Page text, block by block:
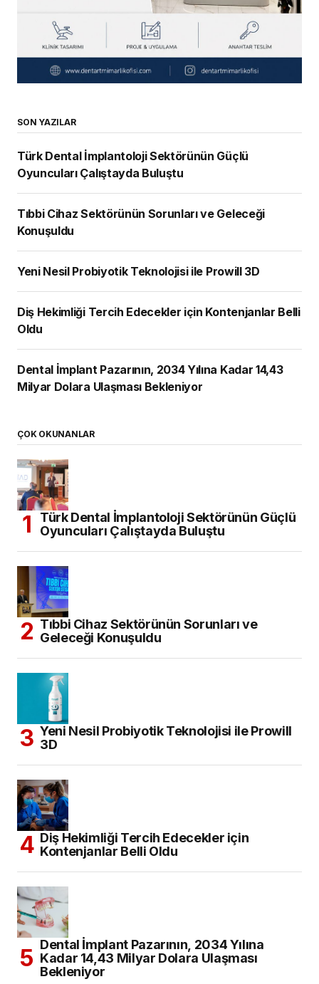
SON YAZILAR
Türk Dental İmplantoloji Sektörünün Güçlü
Oyuncuları Çalıştayda Buluştu
Tıbbi Cihaz Sektörünün Sorunları ve Geleceği
Konuşuldu
Yeni Nesil Probiyotik Teknolojisi ile Prowill 3D
Diş Hekimliği Tercih Edecekler için Kontenjanlar Belli
Oldu
Dental İmplant Pazarının, 2034 Yılına Kadar 14,43
Milyar Dolara Ulaşması Bekleniyor
ÇOK OKUNANLAR
Türk Dental İmplantoloji Sektörünün Güçlü
Oyuncuları Çalıştayda Buluştu
Tıbbi Cihaz Sektörünün Sorunları ve
Geleceği Konuşuldu
Yeni Nesil Probiyotik Teknolojisi ile Prowill
3D
Diş Hekimliği Tercih Edecekler için
Kontenjanlar Belli Oldu
Dental İmplant Pazarının, 2034 Yılına
Kadar 14,43 Milyar Dolara Ulaşması
Bekleniyor